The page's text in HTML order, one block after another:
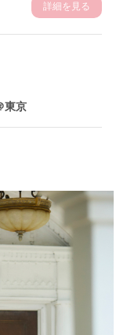
詳細を見る
東京